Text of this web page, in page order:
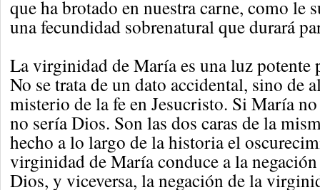
que ha brotado en nuestra carne, como le
una fecundidad sobrenatural que durará
La virginidad de María es una luz potente
No se trata de un dato accidental, sino de
misterio de la fe en Jesucristo. Si María
no sería Dios. Son las dos caras de la
hecho a lo largo de la historia el
virginidad de María conduce a la negación
Dios, y viceversa, la negación de la